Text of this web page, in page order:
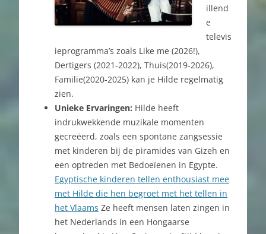
illend
e
televis
ieprogramma’s zoals Like me (2026!),
Dertigers (2021-2022), Thuis(2019-2026),
Familie(2020-2025) kan je Hilde regelmatig
zien.
Unieke Ervaringen: Hilde heeft
indrukwekkende muzikale momenten
gecreëerd, zoals een spontane zangsessie
met kinderen bij de piramides van Gizeh en
een optreden met Bedoeïenen in Egypte.
Egyptische kinderen tellen enthousiast mee
met Hilde die hen begroet met het tellen in
het Vlaams Ze heeft mensen laten zingen in
het Nederlands in een Hongaarse